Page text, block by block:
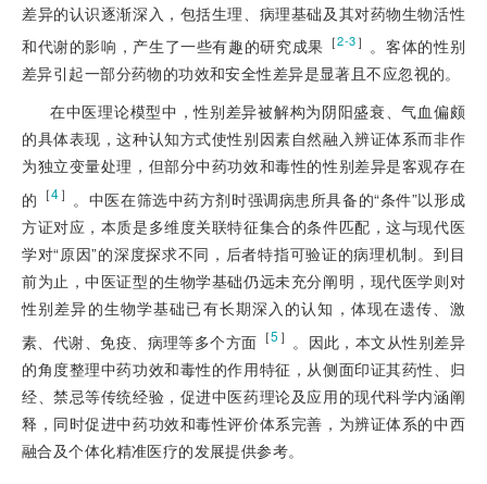
差异的认识逐渐深入，包括生理、病理基础及其对药物生物活性
和代谢的影响，产生了一些有趣的研究成果 ［2-3］ 。客体的性别
差异引起一部分药物的功效和安全性差异是显著且不应忽视的。
在中医理论模型中，性别差异被解构为阴阳盛衰、气血偏颇
的具体表现，这种认知方式使性别因素自然融入辨证体系而非作
为独立变量处理，但部分中药功效和毒性的性别差异是客观存在
的 ［4］ 。中医在筛选中药方剂时强调病患所具备的“条件”以形成
方证对应，本质是多维度关联特征集合的条件匹配，这与现代医
学对“原因”的深度探求不同，后者特指可验证的病理机制。到目
前为止，中医证型的生物学基础仍远未充分阐明，现代医学则对
性别差异的生物学基础已有长期深入的认知，体现在遗传、激
素、代谢、免疫、病理等多个方面 ［5 ］ 。因此，本文从性别差异
的角度整理中药功效和毒性的作用特征，从侧面印证其药性、归
经、禁忌等传统经验，促进中医药理论及应用的现代科学内涵阐
释，同时促进中药功效和毒性评价体系完善，为辨证体系的中西
融合及个体化精准医疗的发展提供参考。